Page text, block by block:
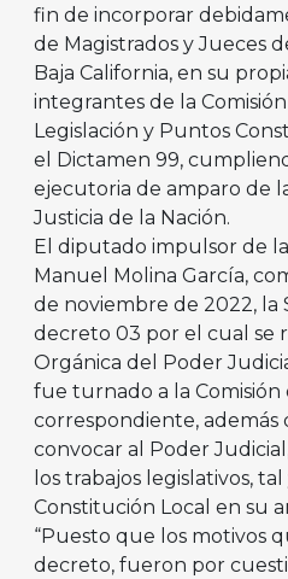
fin de incorporar
de Magistrados y Jueces
Baja California, en su
integrantes de la
Legislación y Puntos
el Dictamen 99,
ejecutoria de amparo de
Justicia de la Nación.
El diputado impulsor de
Manuel Molina García,
de noviembre de 2022, la
decreto 03 por el cual se
Orgánica del Poder
fue turnado a la
correspondiente, además
convocar al Poder
los trabajos legislativos,
Constitución Local en su
“Puesto que los motivos
decreto, fueron por